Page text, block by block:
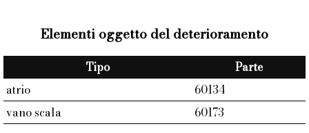
Elementi oggetto del deterioramento
Tipo
Parte
atrio
60134
vano scala
60173